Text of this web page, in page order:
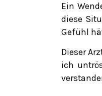
Ein
diese
Gefühl
Dieser
ich